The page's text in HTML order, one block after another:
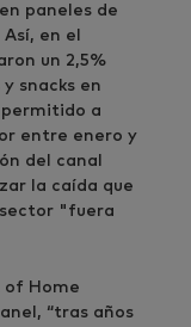
paneles de
en el
un 2,5%
snacks en
permitido a
entre enero y
del canal
la caída que
"fuera
of Home
“tras años